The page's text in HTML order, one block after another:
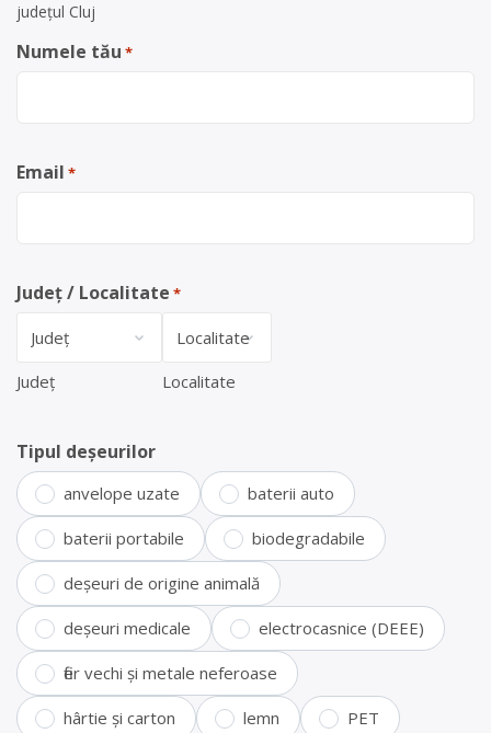
județul Cluj
Numele tău *
Email *
Județ / Localitate *
Județ Localitate
Tipul deșeurilor
anvelope uzate baterii auto
baterii portabile biodegradabile
deșeuri de origine animală
deșeuri medicale electrocasnice (DEEE)
fier vechi și metale neferoase
hârtie și carton lemn PET